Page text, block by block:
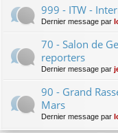
999 - ITW -
Dernier message par
70 - Salon de
reporters
Dernier message par
90 - Grand
Mars
Dernier message par